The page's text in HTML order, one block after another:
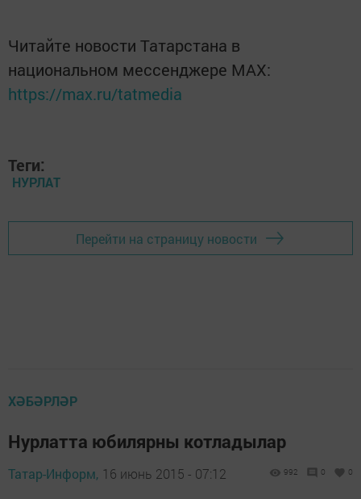
Читайте новости Татарстана в
национальном мессенджере MАХ:
https://max.ru/tatmedia
Теги:
НУРЛАТ
Перейти на страницу новости
ХӘБӘРЛӘР
Нурлатта юбилярны котладылар
Татар-Информ, 16 июнь 2015 - 07:12 992 0 0